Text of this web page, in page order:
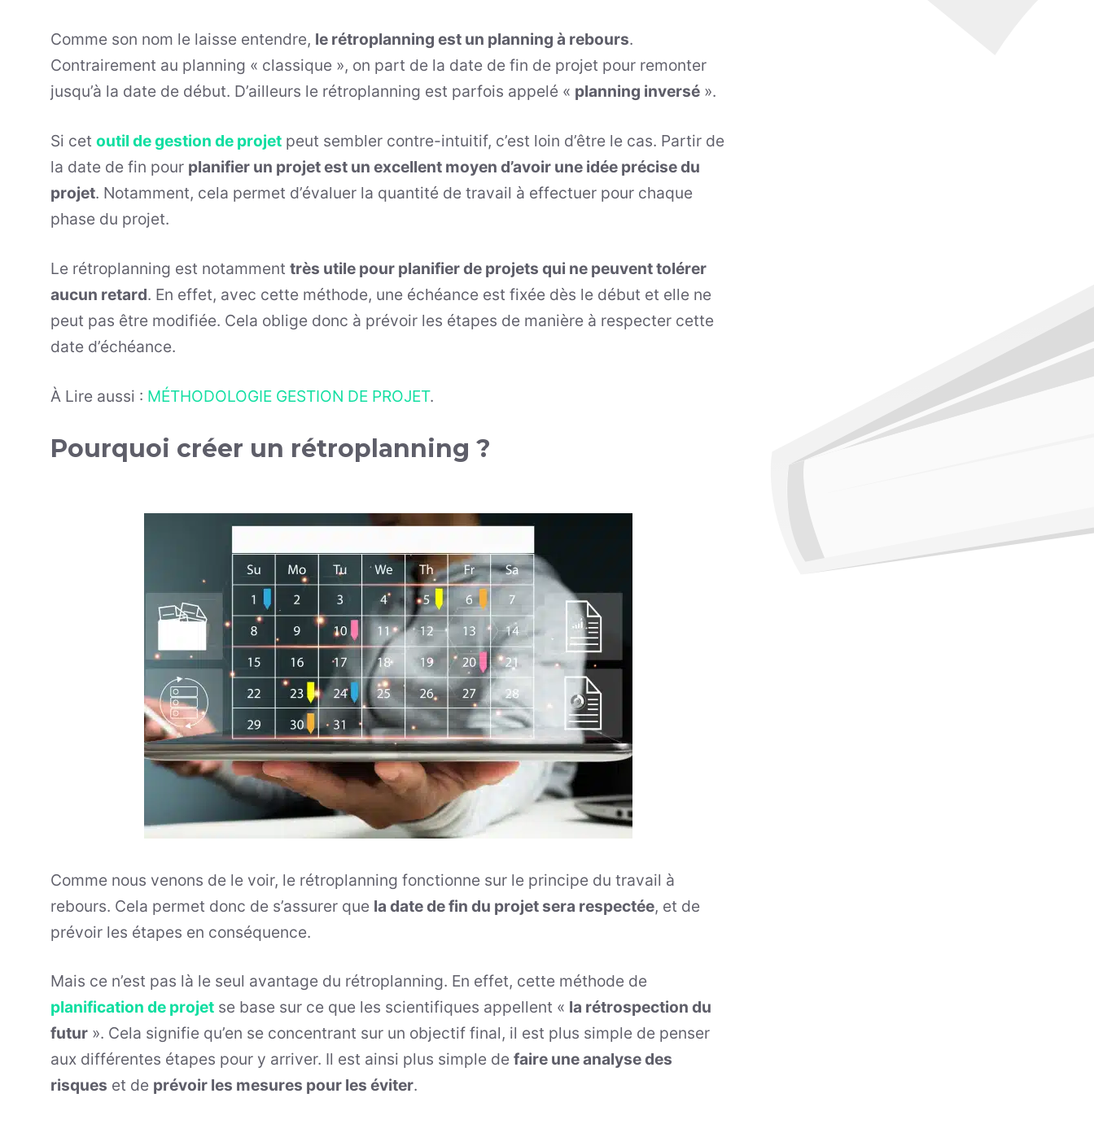
Comme son nom le laisse entendre, le rétroplanning est un planning à rebours.
Contrairement au planning « classique », on part de la date de fin de projet pour remonter
jusqu’à la date de début. D’ailleurs le rétroplanning est parfois appelé « planning inversé ».
Si cet outil de gestion de projet peut sembler contre-intuitif, c’est loin d’être le cas. Partir de
la date de fin pour planifier un projet est un excellent moyen d’avoir une idée précise du
projet. Notamment, cela permet d’évaluer la quantité de travail à effectuer pour chaque
phase du projet.
Le rétroplanning est notamment très utile pour planifier de projets qui ne peuvent tolérer
aucun retard. En effet, avec cette méthode, une échéance est fixée dès le début et elle ne
peut pas être modifiée. Cela oblige donc à prévoir les étapes de manière à respecter cette
date d’échéance.
À Lire aussi : MÉTHODOLOGIE GESTION DE PROJET.
Pourquoi créer un rétroplanning ?
Comme nous venons de le voir, le rétroplanning fonctionne sur le principe du travail à
rebours. Cela permet donc de s’assurer que la date de fin du projet sera respectée, et de
prévoir les étapes en conséquence.
Mais ce n’est pas là le seul avantage du rétroplanning. En effet, cette méthode de
planification de projet se base sur ce que les scientifiques appellent « la rétrospection du
futur ». Cela signifie qu’en se concentrant sur un objectif final, il est plus simple de penser
aux différentes étapes pour y arriver. Il est ainsi plus simple de faire une analyse des
risques et de prévoir les mesures pour les éviter.